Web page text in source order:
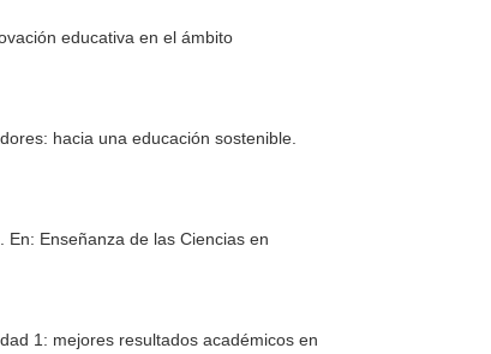
educativa en el ámbito
hacia una educación sostenible
En: Enseñanza de las Ciencias en
1: mejores resultados académicos en